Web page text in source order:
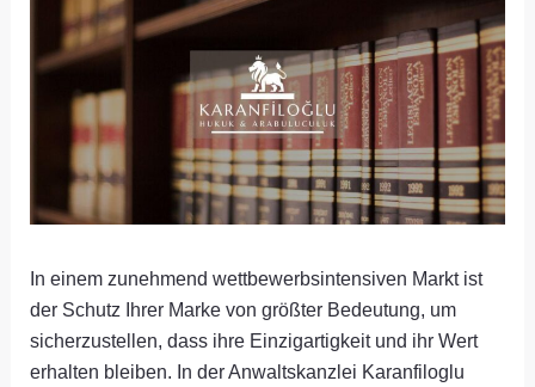
In einem zunehmend wettbewerbsintensiven Markt ist
der Schutz Ihrer Marke von größter Bedeutung, um
sicherzustellen, dass ihre Einzigartigkeit und ihr Wert
erhalten bleiben. In der Anwaltskanzlei Karanfiloglu